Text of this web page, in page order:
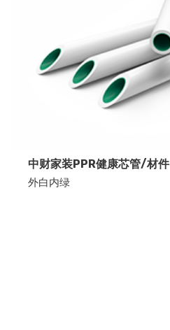
中财家装PPR健康芯管/材件
外白内绿